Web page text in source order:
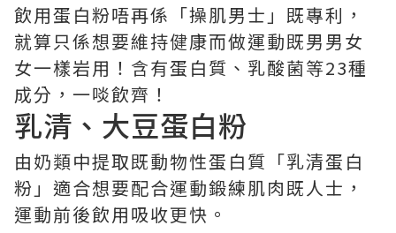
飲用蛋白粉唔再係「操肌男士」既專利，
就算只係想要維持健康而做運動既男男女
女一樣岩用！含有蛋白質、乳酸菌等23種
成分，一啖飲齊！
乳清、大豆蛋白粉
由奶類中提取既動物性蛋白質「乳清蛋白
粉」適合想要配合運動鍛練肌肉既人士，
運動前後飲用吸收更快。